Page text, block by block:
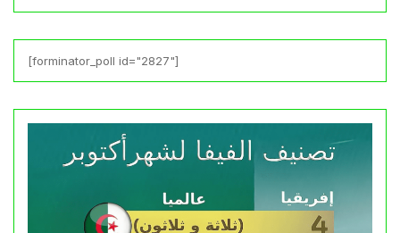
[forminator_poll id="2827"]